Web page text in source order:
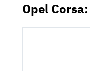
Opel